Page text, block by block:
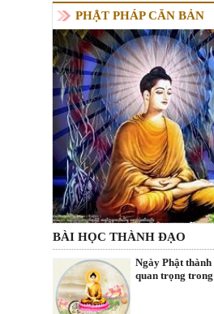
PHẬT PHÁP CĂN BẢN
BÀI HỌC THÀNH ĐẠO
Ngày Phật
quan trọng